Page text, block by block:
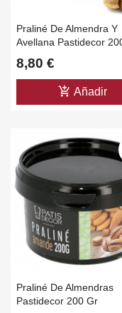
Añadir a la
add_circle_outline
Crear lista
Nombre de la lista
((confirmMessage))
Iniciar
Debe iniciar sesión
deseos.
Praliné De Almendra Y
Avellana Pastidecor
8,80 €
add_shopping_cart Añadir
Praliné De Almendras
Pastidecor 200 Gr